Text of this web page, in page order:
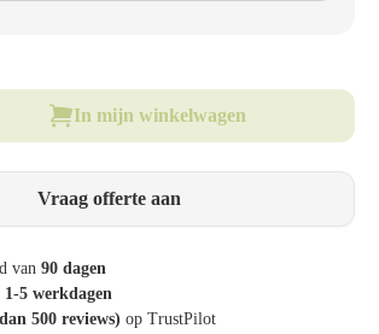
In mijn winkelwagen
Vraag offerte aan
van 90 dagen
1-5 werkdagen
500 reviews) op TrustPilot